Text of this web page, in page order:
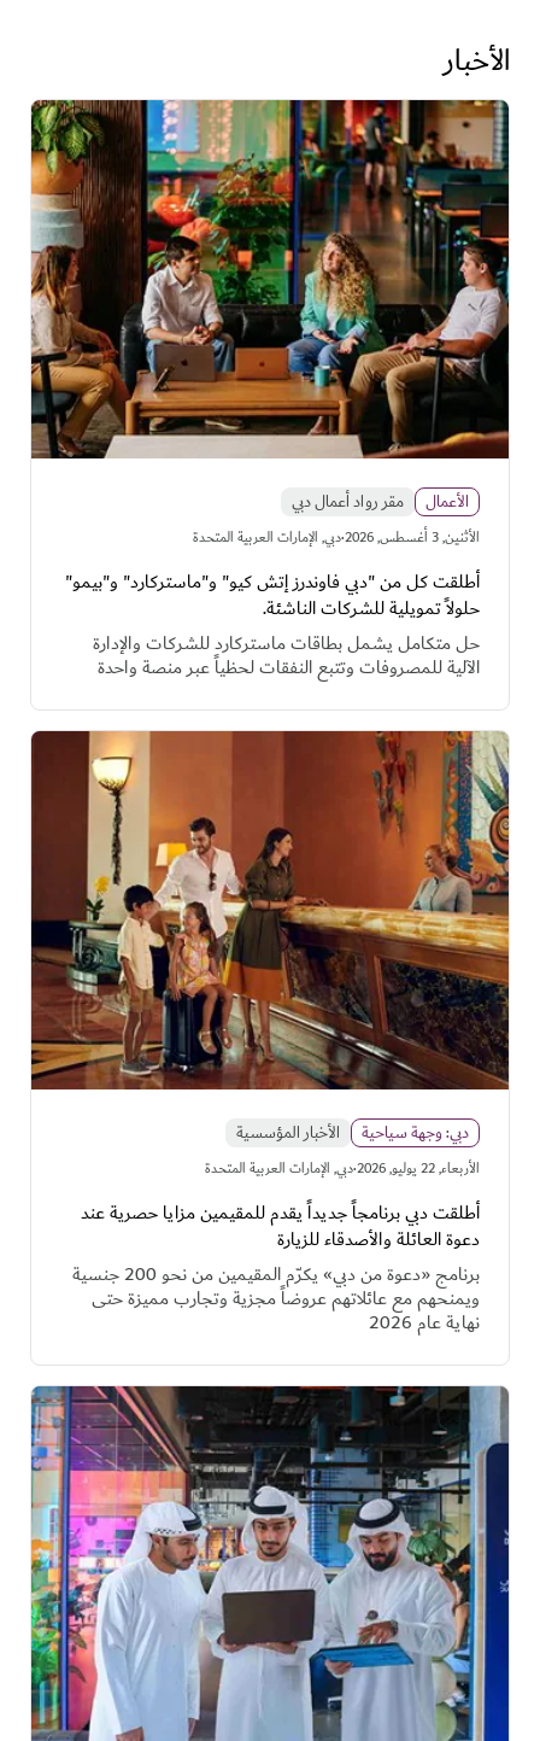
الأخبار
الأعمال مقر رواد أعمال دبي
اﻷثنين, 3 أغسطس, 2026 ·دبي, الإمارات العربية المتحدة
أطلقت كل من "دبي فاوندرز إتش كيو" و"ماستركارد" و"بيمو"
حلولاً تمويلية للشركات الناشئة.
حل متكامل يشمل بطاقات ماستركارد للشركات والإدارة
الآلية للمصروفات وتتبع النفقات لحظياً عبر منصة واحدة
دبي: وجهة سياحية الأخبار المؤسسية
اﻷربعاء, 22 يوليو, 2026 ·دبي, الإمارات العربية المتحدة
أطلقت دبي برنامجاً جديداً يقدم للمقيمين مزايا حصرية عند
دعوة العائلة والأصدقاء للزيارة
برنامج «دعوة من دبي» يكرّم المقيمين من نحو 200 جنسية
ويمنحهم مع عائلاتهم عروضاً مجزية وتجارب مميزة حتى
نهاية عام 2026